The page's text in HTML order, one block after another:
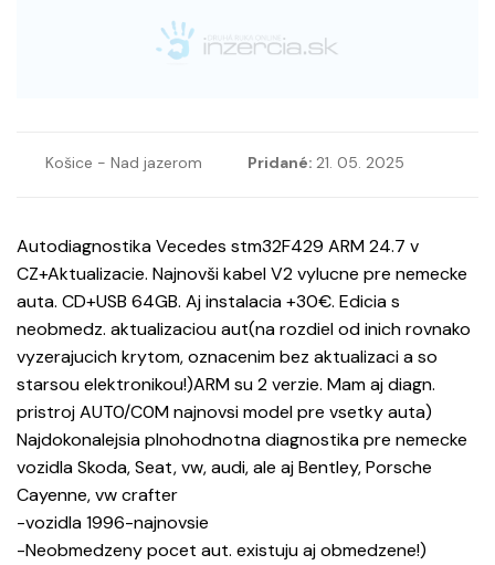
Košice - Nad jazerom Pridané: 21. 05. 2025
Autodiagnostika Vecedes stm32F429 ARM 24.7 v
CZ+Aktualizacie. Najnovši kabel V2 vylucne pre nemecke
auta. CD+USB 64GB. Aj instalacia +30€. Edicia s
neobmedz. aktualizaciou aut(na rozdiel od inich rovnako
vyzerajucich krytom, oznacenim bez aktualizaci a so
starsou elektronikou!)ARM su 2 verzie. Mam aj diagn.
pristroj AUT0/C0M najnovsi model pre vsetky auta)
Najdokonalejsia plnohodnotna diagnostika pre nemecke
vozidla Skoda, Seat, vw, audi, ale aj Bentley, Porsche
Cayenne, vw crafter
-vozidla 1996-najnovsie
-Neobmedzeny pocet aut. existuju aj obmedzene!)